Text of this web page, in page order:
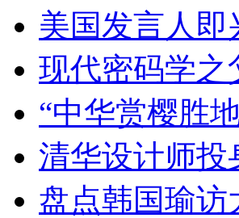
美国发言人
现代密码学
“中华赏樱胜
清华设计师投
盘点韩国瑜访